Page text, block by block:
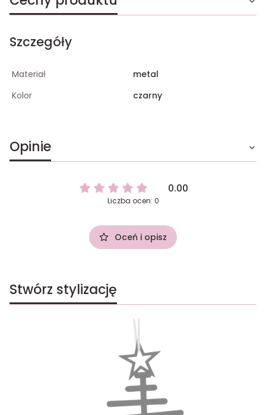
Szczegóły
Materiał
metal
Kolor
czarny
Opinie
0.00
Liczba ocen: 0
Oceń i opisz
Stwórz stylizację